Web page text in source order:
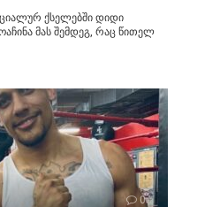
ქსელებში დიდი
მას შემდეგ, რაც წითელ
0